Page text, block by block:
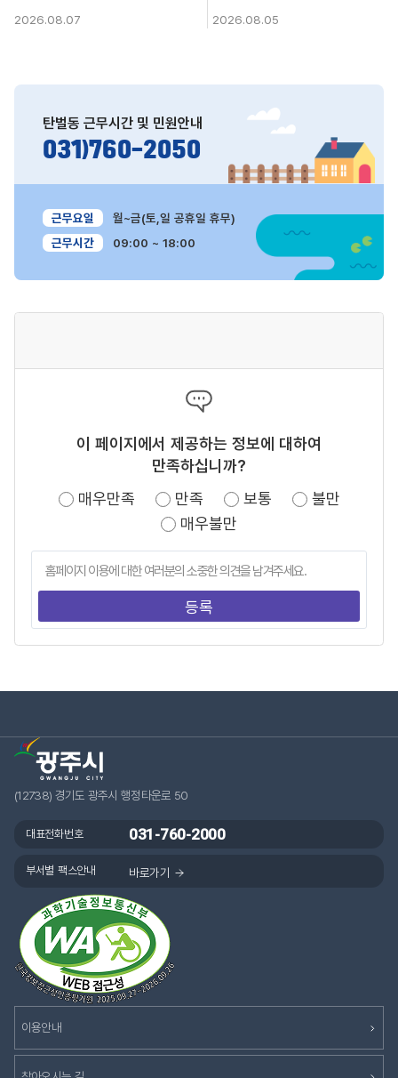
참여 부탁드립니다. ○ 모집기간 :
(토) 10:00~15:00 ○ 행사장소 : 광주
199) ○ 관련문의 : 광주시가족센터 가
족성장팀 (☎070-4706-3628)
2026.08.07
여 부탁드립니다. 가. 모집대상: 1인가
청방법: 센터 홈페이지 회원가입 후, 신
청 마. 관련문의: 광주시가족센터 가족
성장팀(070-4706-3622)
2026.08.05
탄벌동 근무시간 및 민원안내
031)760-2050
근무요일
월~금(토,일 공휴일 휴무)
근무시간
09:00 ~ 18:00
이 페이지에서 제공하는 정보에 대하여
만족하십니까?
매우만족
만족 보통
불만
매우불만
(12738) 경기도 광주시 행정타운로 50
대표전화번호 031-760-2000
부서별 팩스안내 바로가기
이용안내